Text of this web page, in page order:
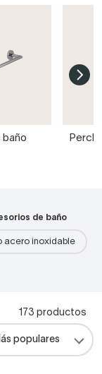
baño
de baño
acero inoxidable
173 productos